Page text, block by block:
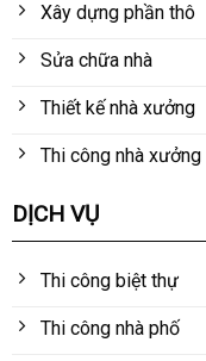
Xây dựng phần thô
Sửa chữa nhà
Thiết kế nhà xưởng
Thi công nhà xưởng
DỊCH VỤ
Thi công biệt thự
Thi công nhà phố